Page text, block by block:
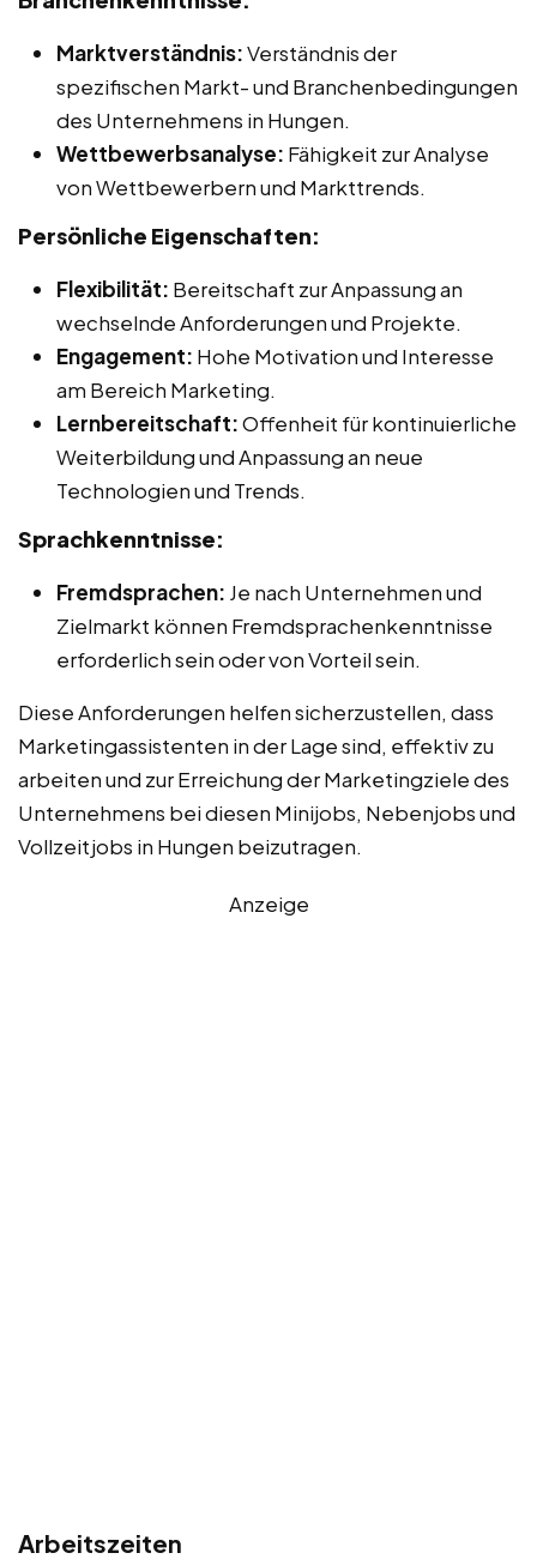
Marktverständnis:Verständnis der
spezifischen Markt- und Branchenbedingungen
des Unternehmens in Hungen.
Wettbewerbsanalyse: Fähigkeit zur Analyse
von Wettbewerbern und Markttrends.
Persönliche Eigenschaften:
Flexibilität: Bereitschaft zur Anpassung an
wechselnde Anforderungen und Projekte.
Engagement: Hohe Motivation und Interesse
am Bereich Marketing.
Lernbereitschaft:Offenheit für kontinuierliche
Weiterbildung und Anpassung an neue
Technologien und Trends.
Sprachkenntnisse:
Fremdsprachen: Je nach Unternehmen und
Zielmarkt können Fremdsprachenkenntnisse
erforderlich sein oder von Vorteil sein.
Diese Anforderungen helfen sicherzustellen, dass
Marketingassistenten in der Lage sind, effektiv zu
arbeiten und zur Erreichung der Marketingziele des
Unternehmens bei diesen Minijobs, Nebenjobs und
Vollzeitjobs in Hungen beizutragen.
Anzeige
Arbeitszeiten